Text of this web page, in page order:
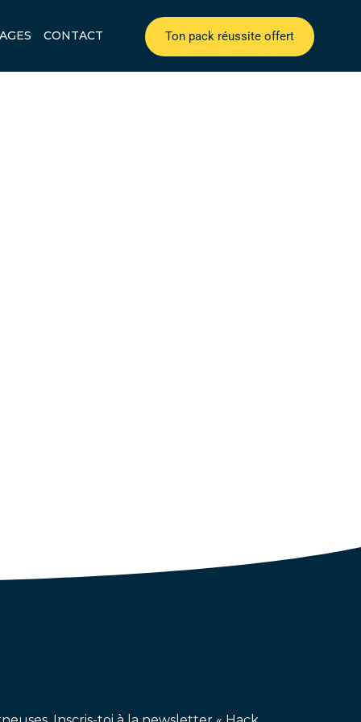
CONTACT Ton pack réussite offert